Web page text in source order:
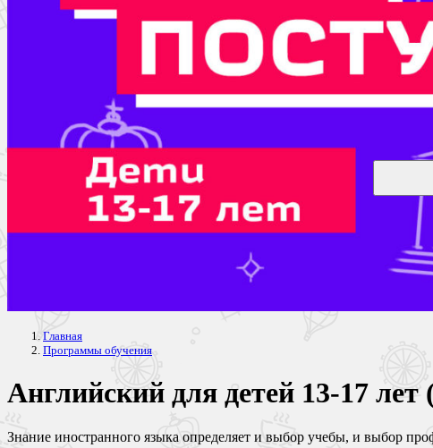
Главная
Программы обучения
Английский для детей 13-17
Знание иностранного языка определяет и выбор учебы, и выбор